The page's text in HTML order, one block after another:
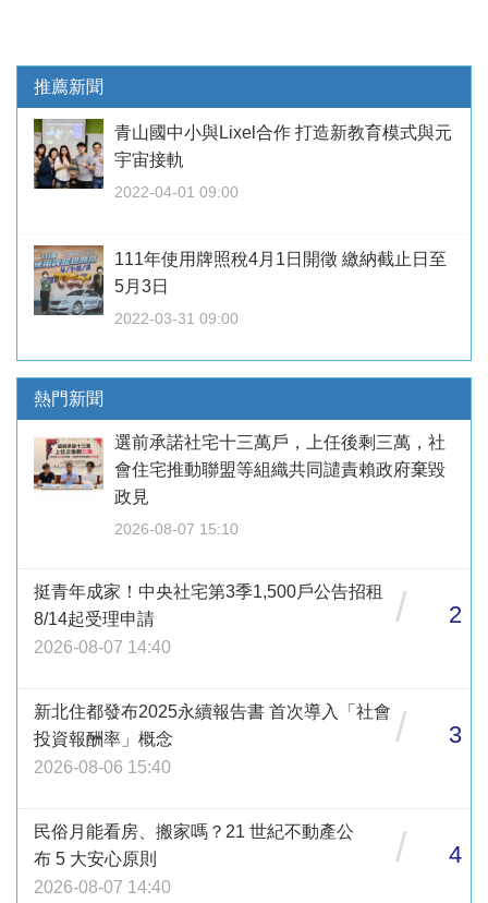
推薦新聞
青山國中小與Lixel合作 打造新教育模式與元
宇宙接軌
2022-04-01 09:00
111年使用牌照稅4月1日開徵 繳納截止日至
5月3日
2022-03-31 09:00
熱門新聞
選前承諾社宅十三萬戶，上任後剩三萬，社
會住宅推動聯盟等組織共同譴責賴政府棄毀
政見
2026-08-07 15:10
挺青年成家！中央社宅第3季1,500戶公告招租
8/14起受理申請
2026-08-07 14:40
/ 2
新北住都發布2025永續報告書 首次導入「社會
投資報酬率」概念
2026-08-06 15:40
/ 3
民俗月能看房、搬家嗎？21 世紀不動產公
布 5 大安心原則
2026-08-07 14:40
/ 4